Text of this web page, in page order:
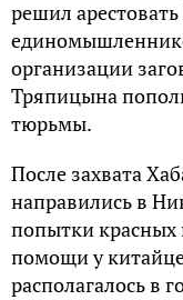
решил
организации
Тряпицына
тюрьмы.
После захвата
направились в
попытки красных
помощи у
располагалось в